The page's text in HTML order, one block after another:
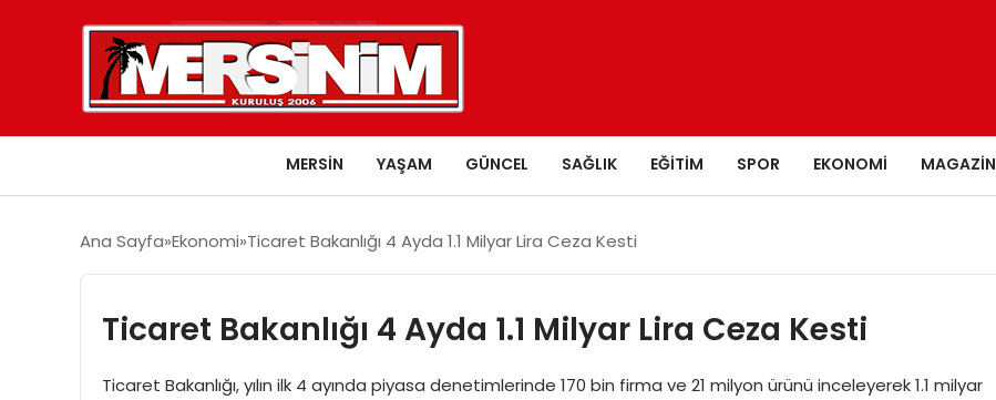
MERSIN YAŞAM GÜNCEL SAĞLIK EĞITIM SPOR EKONOMI MAGAZIN
Ana Sayfa Ekonomi Ticaret Bakanlığı 4 Ayda 1.1 Milyar Lira Ceza Kesti
Ticaret Bakanlığı 4 Ayda 1.1 Milyar Lira Ceza Kesti
Ticaret Bakanlığı, yılın ilk 4 ayında piyasa denetimlerinde 170 bin firma ve 21 milyon ürünü inceleyerek 1.1 milyar